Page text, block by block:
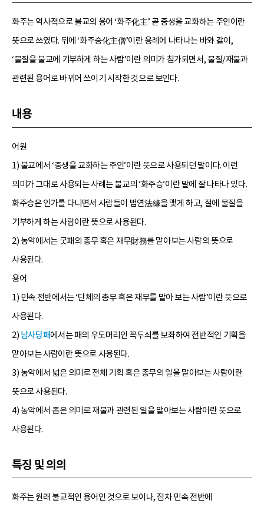
화주는 역사적으로 불교의 용어 ‘화주化主’ 곧 중생을 교화하는 주인이란
뜻으로 쓰였다. 뒤에 ‘화주승化主僧’이란 용례에 나타나는 바와 같이,
‘물질을 불교에 기부하게 하는 사람’이란 의미가 첨가되면서, 물질/재물과
관련된 용어로 바뀌어 쓰이기 시작한 것으로 보인다.
내용
어원
1) 불교에서 ‘중생을 교화하는 주인’이란 뜻으로 사용되던 말이다. 이런
의미가 그대로 사용되는 사례는 불교의 ‘화주승’이란 말에 잘 나타나 있다.
화주승은 인가를 다니면서 사람들이 법연法緣을 맺게 하고, 절에 물질을
기부하게 하는 사람이란 뜻으로 사용된다.
2) 농악에서는 굿패의 총무 혹은 재무財務를 맡아보는 사람의 뜻으로
사용된다.
용어
1) 민속 전반에서는 ‘단체의 총무 혹은 재무를 맡아 보는 사람’이란 뜻으로
사용된다.
2) 남사당패에서는 패의 우도머리인 꼭두쇠를 보좌하여 전반적인 기획을
맡아보는 사람이란 뜻으로 사용된다.
3) 농악에서 넓은 의미로 전체 기획 혹은 총무의 일을 맡아보는 사람이란
뜻으로 사용된다.
4) 농악에서 좁은 의미로 재물과 관련된 일을 맡아보는 사람이란 뜻으로
사용된다.
특징 및 의의
화주는 원래 불교적인 용어인 것으로 보이나, 점차 민속 전반에